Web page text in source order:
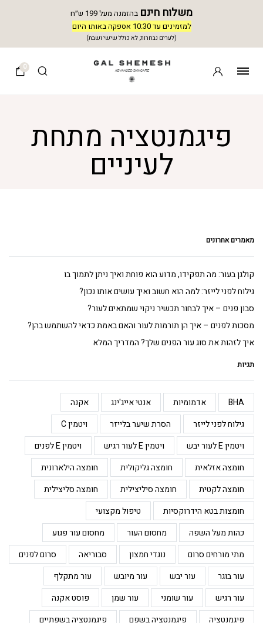
משלוח חינם בהזמנה מעל 199 ש״ח
למזמינים עד 10:30 אספקה באותו היום
(לערים נבחרות, לא כולל שישי ושבת)
0
פיגמנטציה מתחת
לעיניים
מאמרים אחרונים
קולגן בעור: מה תפקידו, מדוע הוא פוחת ואיך ניתן לתמוך בו
גילוח לפני לייזר: למה הוא חשוב ואיך עושים אותו נכון?
סבון פנים – איך לבחור תכשיר ניקוי שמתאים לעור?
מסכות לפנים – איך הן תורמות לעור והאם באמת כדאי להשתמש בהן?
איך לזהות את סוג עור הפנים שלך? המדריך המלא
תגיות
BHA אדמומיות אנטי אייג'ינג
אקנה
גילוח לפני לייזר
הסרת שיער בלייזר
ויטמין C
ויטמין E לעור יבש
ויטמין E לעור רגיש
ויטמין E לפנים
חומצה אזלאית
חומצה גליקולית
חומצה הילארונית
חומצה לקטית
חומצה סיליצילית
חומצה סליצילית
חומצות בטא הידרוקסיות
טיפול מקצועי
כהות מעל השפה
מחסום העור
מחסום עור פגוע
מתי מורחים סרום
נוגדי חמצון סבוריאה
סרום לפנים
עור בוגר
עור יבש עור מיובש
עור מתקלף
עור רגיש
עור שומני עור שמן
פוסט אקנה
פיגמנטציה
פיגמנטציה בשפם
פיגמנטציה בשפתיים